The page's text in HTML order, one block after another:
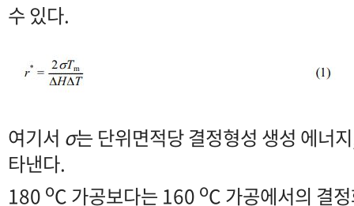
수 있다.
여기서 σ는 단위면적당 결정형성 생성 에너
타낸다.
180 oC 가공보다는 160 oC 가공에서의 결